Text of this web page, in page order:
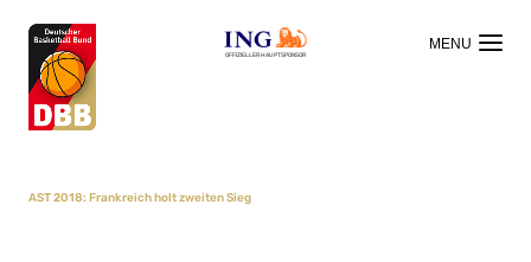
OFFIZIELLER HAUPTSPONSOR
AST 2018: Frankreich holt zweiten Sieg